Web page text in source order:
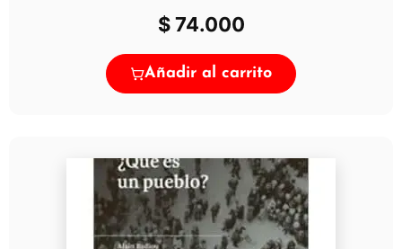
$74.000
Añadir al carrito